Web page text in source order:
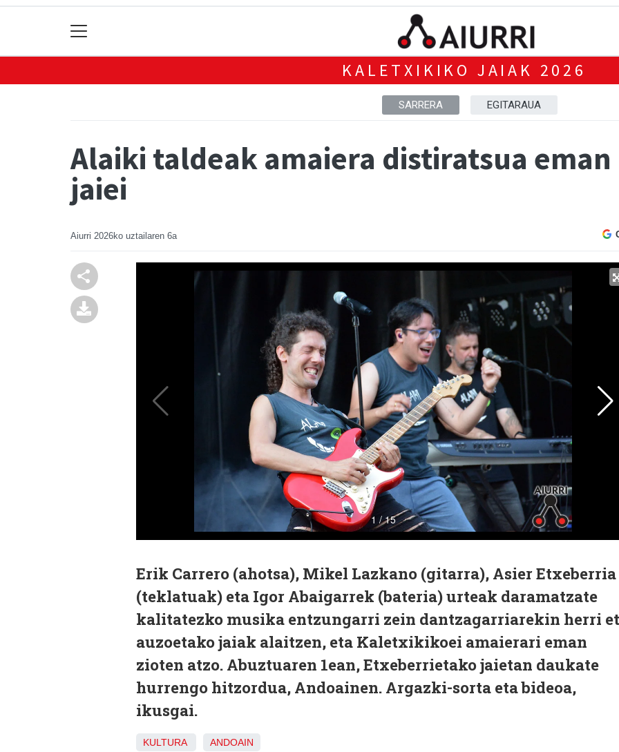
KALETXIKIKO JAIAK 2026
SARRERA EGITARAUA
Alaiki taldeak amaiera distiratsua
jaiei
Aiurri 2026ko uztailaren 6a
Erik Carrero (ahotsa), Mikel Lazkano (gitarra), Asier Etxeberria
(teklatuak) eta Igor Abaigarrek (bateria) urteak daramatzate
kalitatezko musika entzungarri zein dantzagarriarekin herri
auzoetako jaiak alaitzen, eta Kaletxikikoei amaierari eman
zioten atzo. Abuztuaren 1ean, Etxeberrietako jaietan daukate
hurrengo hitzordua, Andoainen. Argazki-sorta eta bideoa,
ikusgai.
KULTURA ANDOAIN